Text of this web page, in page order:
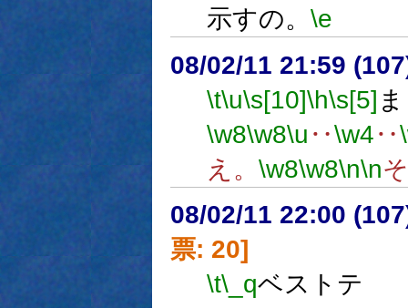
示すの。 \e
08/02/11 21:59
\t\u\s[10]\h\s[5]
\w8\w8\u ‥\w4‥
え。 \w8\w8\n\n
08/02/11 22:00
票: 20]
\t\_qベストテ